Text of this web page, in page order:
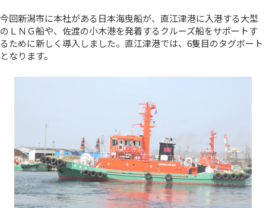
今回新潟市に本社がある日本海曳船が、直江津港に入港する大型
のＬＮＧ船や、佐渡の小木港を発着するクルーズ船をサポートす
るために新しく導入しました。直江津港では、6隻目のタグボート
となります。